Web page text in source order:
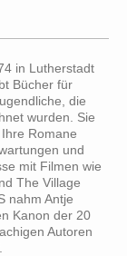
in Lutherstadt
Bücher für
die
wurden. Sie
Romane
und
mit Filmen wie
The Village
nahm Antje
Kanon der 20
Autoren